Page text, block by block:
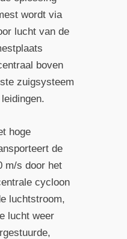
wordt via
lucht van de
boven
zuigsysteem
hoge
de
m/s door het
cycloon
luchtstroom,
lucht weer